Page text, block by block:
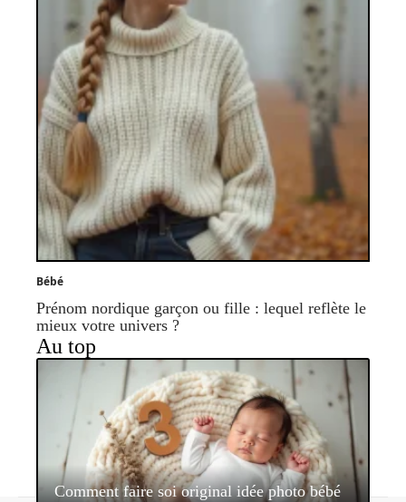
Bébé
Prénom nordique garçon ou fille : lequel reflète le
mieux votre univers ?
Au top
Comment faire soi original idée photo bébé